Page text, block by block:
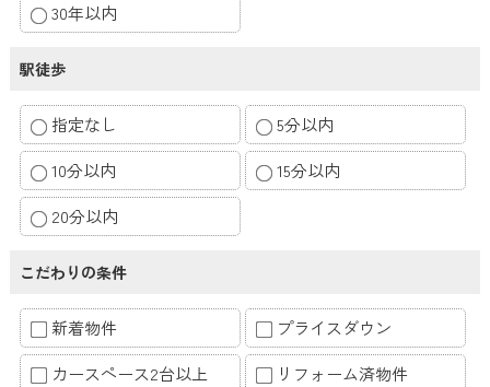
30年以内
駅徒歩
指定なし
5分以内
10分以内
15分以内
20分以内
こだわりの条件
新着物件
プライスダウン
カースペース2台以上
リフォーム済物件